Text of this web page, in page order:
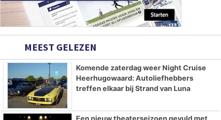
MEEST GELEZEN
Komende zaterdag weer Night Cruise
Heerhugowaard: Autoliefhebbers
treffen elkaar bij Strand van Luna